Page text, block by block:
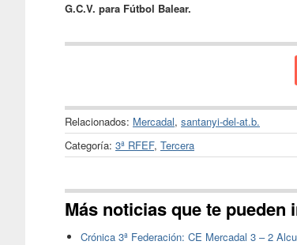
G.C.V. para Fútbol Balear.
Relacionados: Mercadal, santanyi-del-at.b.
Categoría: 3ª RFEF, Tercera
Más noticias que te pueden
Crónica 3ª Federación: CE Mercadal 3 – 2